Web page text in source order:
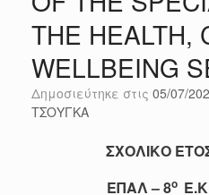
THE HEALTH,
WELLBEING
Δημοσιεύτηκε στις 05/07/
ΤΣΟΥΓΚΑ
ΣΧΟΛΙΚΟ
ΕΠΑΛ – 8ο